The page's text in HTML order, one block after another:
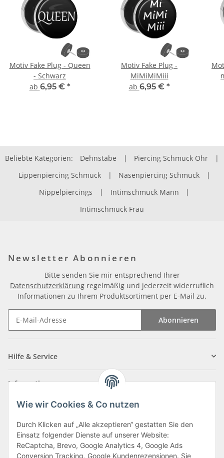
Wie wir Cookies & Co nutzen
Durch Klicken auf „Alle akzeptieren“ gestatten Sie den
Einsatz folgender Dienste auf unserer Website:
ReCaptcha, Brevo, Google Analytics 4, Google Ads
Conversion Tracking, Google Kundenrezensionen. Sie
Motiv Fake Plug - Queen
- Schwarz
ab 6,95 € *
Motiv Fake Plug -
MiMiMiMiii
ab 6,95 € *
Beliebte Kategorien: Dehnstäbe | Piercing Schmuck Ohr
|
Lippenpiercing Schmuck
| Nasenpiercing Schmuck
|
Nippelpiercings
| Intimschmuck Mann
|
Intimschmuck Frau
Newsletter Abonnieren
Bitte senden Sie mir entsprechend Ihrer
Datenschutzerklärung regelmäßig und jederzeit widerruflich
Informationen zu Ihrem Produktsortiment per E-Mail zu.
Abonnieren
Hilfe & Service
Informationen
Zahlungsarten